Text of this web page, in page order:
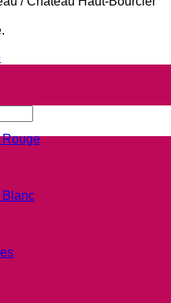
Rouge
Blanc